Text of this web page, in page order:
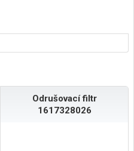
Odrušovací filtr
1617328026